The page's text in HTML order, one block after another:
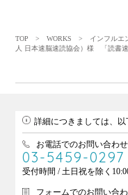
TOP
>WORKS
> インフルエ
人 日本速脳速読協会）様 「読書速
詳細につきましては、以
お電話でのお問い合わせ
03-5459-0297
受付時間 / 土日祝を除く
フォームでのお問い合